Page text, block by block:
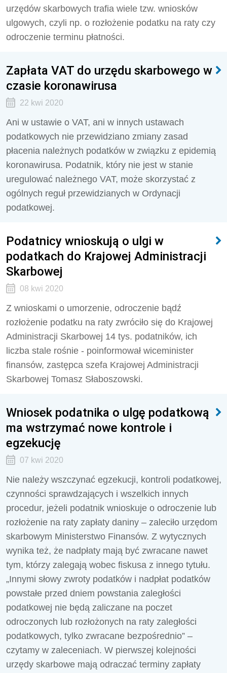
urzędów skarbowych trafia wiele tzw. wniosków
ulgowych, czyli np. o rozłożenie podatku na raty czy
odroczenie terminu płatności.
Zapłata VAT do urzędu skarbowego w
czasie koronawirusa
22 kwi 2020
Ani w ustawie o VAT, ani w innych ustawach
podatkowych nie przewidziano zmiany zasad
płacenia należnych podatków w związku z epidemią
koronawirusa. Podatnik, który nie jest w stanie
uregulować należnego VAT, może skorzystać z
ogólnych reguł przewidzianych w Ordynacji
podatkowej.
Podatnicy wnioskują o ulgi w
podatkach do Krajowej Administracji
Skarbowej
08 kwi 2020
Z wnioskami o umorzenie, odroczenie bądź
rozłożenie podatku na raty zwróciło się do Krajowej
Administracji Skarbowej 14 tys. podatników, ich
liczba stale rośnie - poinformował wiceminister
finansów, zastępca szefa Krajowej Administracji
Skarbowej Tomasz Słaboszowski.
Wniosek podatnika o ulgę podatkową
ma wstrzymać nowe kontrole i
egzekucję
07 kwi 2020
Nie należy wszczynać egzekucji, kontroli podatkowej,
czynności sprawdzających i wszelkich innych
procedur, jeżeli podatnik wnioskuje o odroczenie lub
rozłożenie na raty zapłaty daniny – zaleciło urzędom
skarbowym Ministerstwo Finansów. Z wytycznych
wynika też, że nadpłaty mają być zwracane nawet
tym, którzy zalegają wobec fiskusa z innego tytułu.
„Innymi słowy zwroty podatków i nadpłat podatków
powstałe przed dniem powstania zaległości
podatkowej nie będą zaliczane na poczet
odroczonych lub rozłożonych na raty zaległości
podatkowych, tylko zwracane bezpośrednio” –
czytamy w zaleceniach. W pierwszej kolejności
urzędy skarbowe mają odraczać terminy zapłaty